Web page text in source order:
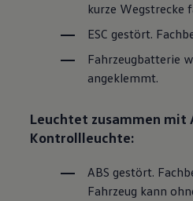
kurze Wegstrecke
ESC gestört.
Fahrzeugbatterie
angeklemmt.
Leuchtet zusammen mit
Kontrollleuchte:
ABS gestört.
Fahrzeug kann